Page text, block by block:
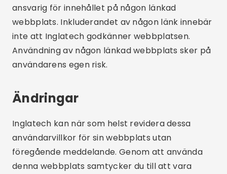
ansvarig för innehållet på någon länkad
webbplats. Inkluderandet av någon länk innebär
inte att Inglatech godkänner webbplatsen.
Användning av någon länkad webbplats sker på
användarens egen risk.
Ändringar
Inglatech kan när som helst revidera dessa
användarvillkor för sin webbplats utan
föregående meddelande. Genom att använda
denna webbplats samtycker du till att vara